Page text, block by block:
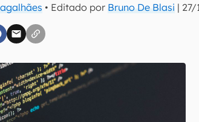
• Editado por Bruno De Blasi | 27/
inscreva-se
aceito e concordo com os